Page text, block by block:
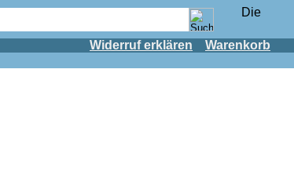
Widerruf erklären Warenkorb